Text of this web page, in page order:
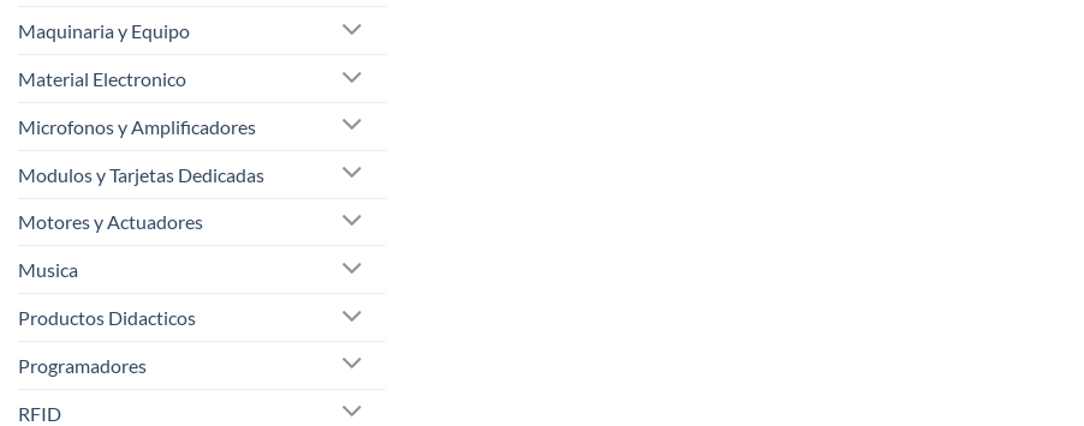
Maquinaria y Equipo
Material Electronico
Microfonos y Amplificadores
Modulos y Tarjetas Dedicadas
Motores y Actuadores
Musica
Productos Didacticos
Programadores
RFID